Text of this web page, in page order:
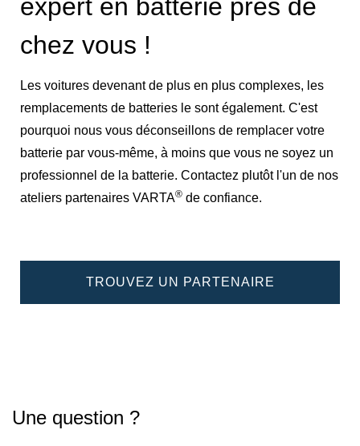
expert en batterie près de
chez vous !
Les voitures devenant de plus en plus complexes, les
remplacements de batteries le sont également. C'est
pourquoi nous vous déconseillons de remplacer votre
batterie par vous-même, à moins que vous ne soyez un
professionnel de la batterie. Contactez plutôt l'un de nos
ateliers partenaires VARTA® de confiance.
TROUVEZ UN PARTENAIRE
Une question ?